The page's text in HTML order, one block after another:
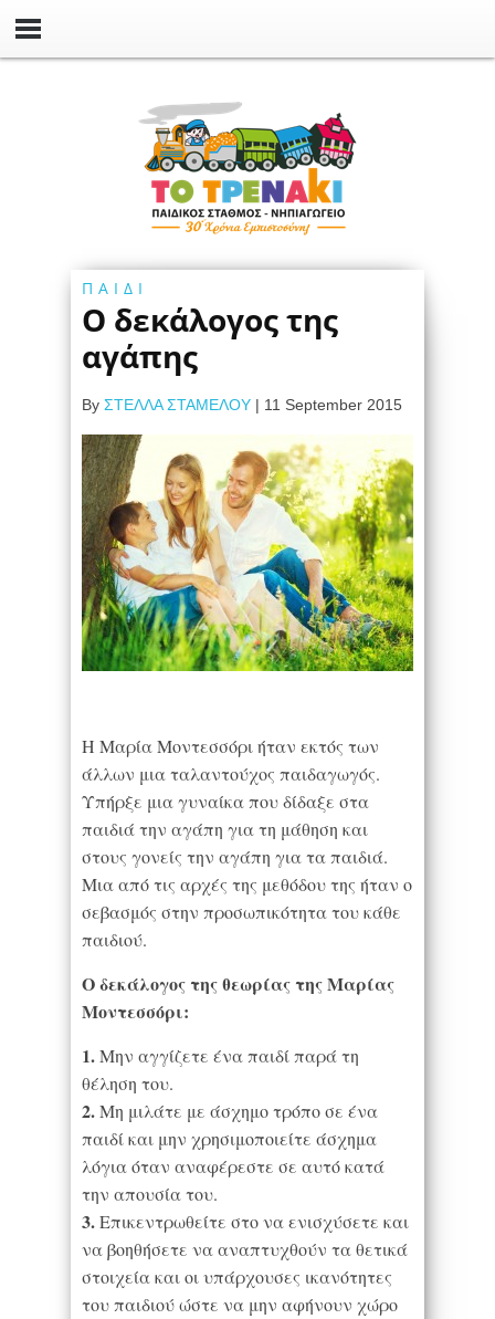
ΠΑΙΔΙ
O δεκάλογος της
αγάπης
By ΣΤΕΛΛΑ ΣΤΑΜΕΛΟΥ | 11 September 2015
Η Μαρία Μοντεσσόρι ήταν εκτός των
άλλων μια ταλαντούχος παιδαγωγός.
Υπήρξε μια γυναίκα που δίδαξε στα
παιδιά την αγάπη για τη μάθηση και
στους γονείς την αγάπη για τα παιδιά.
Μια από τις αρχές της μεθόδου της ήταν ο
σεβασμός στην προσωπικότητα του κάθε
παιδιού.
Ο δεκάλογος της θεωρίας της Μαρίας
Μοντεσσόρι:
1.Μην αγγίζετε ένα παιδί παρά τη
θέληση του.
2.Μη μιλάτε με άσχημο τρόπο σε ένα
παιδί και μην χρησιμοποιείτε άσχημα
λόγια όταν αναφέρεστε σε αυτό κατά
την απουσία του.
3.Επικεντρωθείτε στο να ενισχύσετε και
να βοηθήσετε να αναπτυχθούν τα θετικά
στοιχεία και οι υπάρχουσες ικανότητες
του παιδιού ώστε να μην αφήνουν χώρο